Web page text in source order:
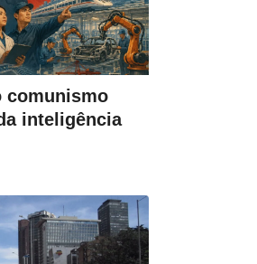
comunismo
inteligência